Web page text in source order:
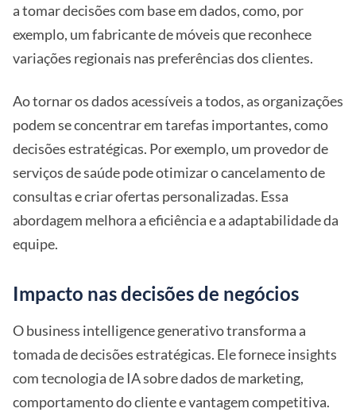
a tomar decisões com base em dados, como, por
exemplo, um fabricante de móveis que reconhece
variações regionais nas preferências dos clientes.
Ao tornar os dados acessíveis a todos, as organizações
podem se concentrar em tarefas importantes, como
decisões estratégicas. Por exemplo, um provedor de
serviços de saúde pode otimizar o cancelamento de
consultas e criar ofertas personalizadas. Essa
abordagem melhora a eficiência e a adaptabilidade da
equipe.
Impacto nas decisões de negócios
O business intelligence generativo transforma a
tomada de decisões estratégicas. Ele fornece insights
com tecnologia de IA sobre dados de marketing,
comportamento do cliente e vantagem competitiva.